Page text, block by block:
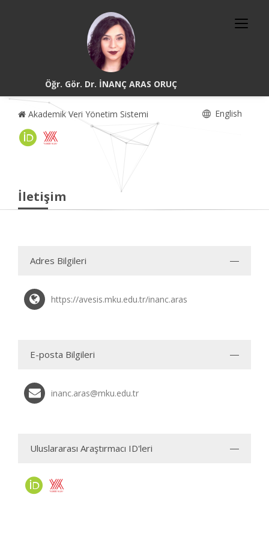
Öğr. Gör. Dr. İNANÇ ARAS ORUÇ
Akademik Veri Yönetim Sistemi English
İletişim
Adres Bilgileri
https://avesis.mku.edu.tr/inanc.aras
E-posta Bilgileri
inanc.aras@mku.edu.tr
Uluslararası Araştırmacı ID'leri